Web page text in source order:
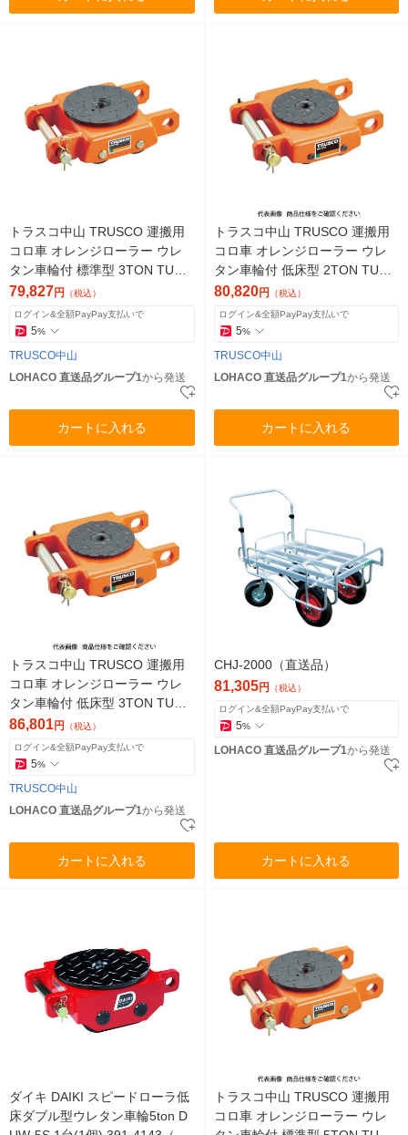
トラスコ中山 TRUSCO 運搬用
コロ車 オレンジローラー ウレ
タン車輪付 標準型 3TON TUW-
3S 1台 380-3350（直送品）
79,827円 （税込）
ログイン&全額PayPay支払いで
5%
TRUSCO中山
LOHACO 直送品グループ1から発送
カートに入れる
トラスコ中山 TRUSCO 運搬用
コロ車 オレンジローラー ウレ
タン車輪付 低床型 2TON TUW-
2T 1台 380-3384（直送品）
80,820円 （税込）
ログイン&全額PayPay支払いで
5%
TRUSCO中山
LOHACO 直送品グループ1から発送
カートに入れる
トラスコ中山 TRUSCO 運搬用
コロ車 オレンジローラー ウレ
タン車輪付 低床型 3TON TUW-
3T 1台 380-3392（直送品）
86,801円 （税込）
ログイン&全額PayPay支払いで
5%
TRUSCO中山
LOHACO 直送品グループ1から発送
カートに入れる
CHJ-2000（直送品）
81,305円 （税込）
ログイン&全額PayPay支払いで
5%
LOHACO 直送品グループ1から発送
カートに入れる
ダイキ DAIKI スピードローラ低
床ダブル型ウレタン車輪5ton D
トラスコ中山 TRUSCO 運搬用
コロ車 オレンジローラー ウレ